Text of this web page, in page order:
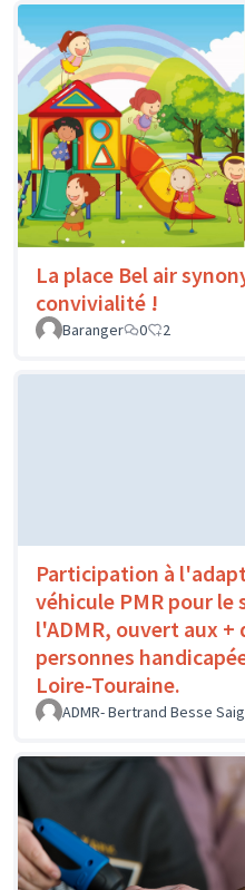
La place Bel air
convivialité !
Baranger
0 2
Participation à
véhicule PMR pour le
l'ADMR, ouvert aux +
personnes
Loire-Touraine.
ADMR- Bertrand Besse